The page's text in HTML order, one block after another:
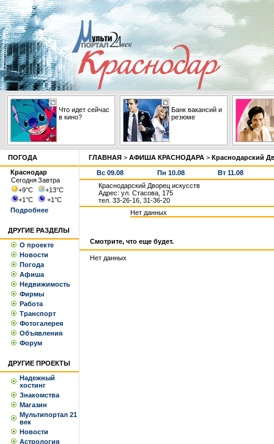
Что идет сейчас
в кино?
Банк вакансий и
резюме
ПОГОДА
Краснодар
СегодняЗавтра
+9°С +13°С
+1°С +1°С
Подробнее
ДРУГИЕ РАЗДЕЛЫ
О проекте
Новости
Погода
Афиша
Недвижимость
Фирмы
Работа
Транспорт
Фотогалерея
Объявления
Форум
ДРУГИЕ ПРОЕКТЫ
Надежный
хостинг
Знакомства
Магазин
Мультипортал 21
век
Новости
Астрология
ГЛАВНАЯ > АФИША КРАСНОДАРА > Краснодарский
Вс 09.08 Пн 10.08
Вт 11.08
Краснодарский Дворец искусств
Адрес: ул. Стасова, 175
тел. 33-26-16, 31-36-20
Нет данных
Смотрите, что еще будет.
Нет данных